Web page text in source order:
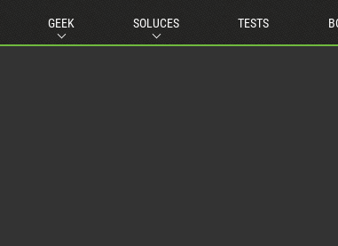
GEEK SOLUCES TESTS